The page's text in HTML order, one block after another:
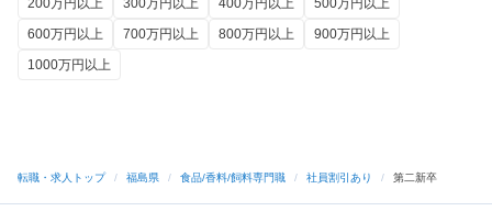
200万円以上 300万円以上 400万円以上
500万円以上
600万円以上
700万円以上 800万円以上
900万円以上
1000万円以上
転職・求人トップ / 福島県 / 食品/香料/飼料専門職 / 社員割引あり / 第二新卒